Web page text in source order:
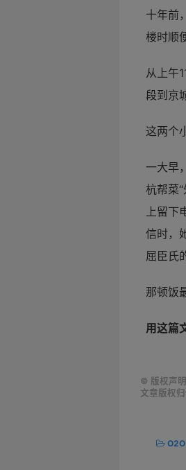
十年前
楼时顺
从上午
段到京
这两个
一大早
杭帮菜
上留
信时，
屈臣氏
那顿饭
用这篇
© 版权声明
文章版权
O2O